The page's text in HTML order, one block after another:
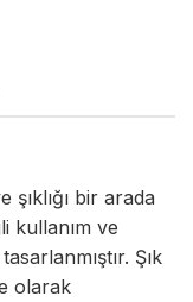
şıklığı bir arada
kullanım ve
Şık
olarak